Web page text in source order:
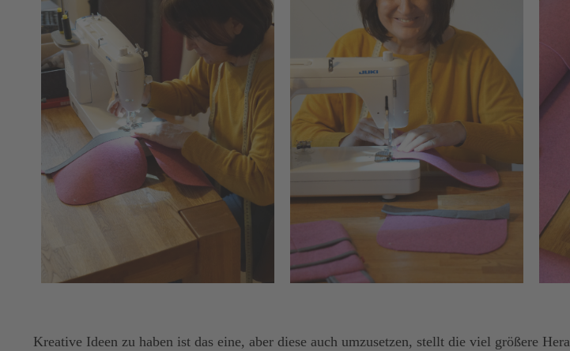
Kreative Ideen zu haben ist das eine, aber diese auch umzusetzen, stellt die viel größere